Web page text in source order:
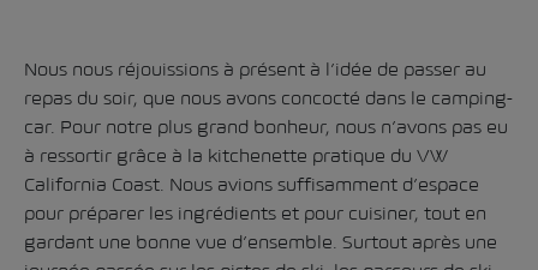
Nous nous réjouissions à présent à l’idée de passer au
repas du soir, que nous avons concocté dans le camping-
car. Pour notre plus grand bonheur, nous n’avons pas eu
à ressortir grâce à la kitchenette pratique du VW
California Coast. Nous avions suffisamment d’espace
pour préparer les ingrédients et pour cuisiner, tout en
gardant une bonne vue d’ensemble. Surtout après une